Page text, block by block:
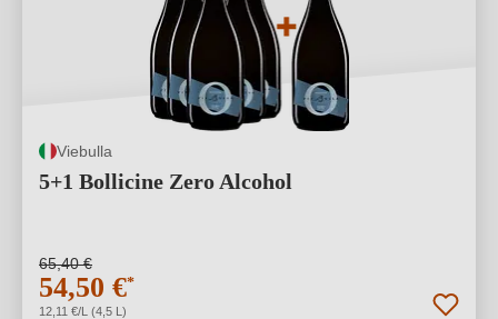
Viebulla
5+1 Bollicine Zero Alcohol
65,40 €
54,50 €*
12,11 €/L (4,5 L)